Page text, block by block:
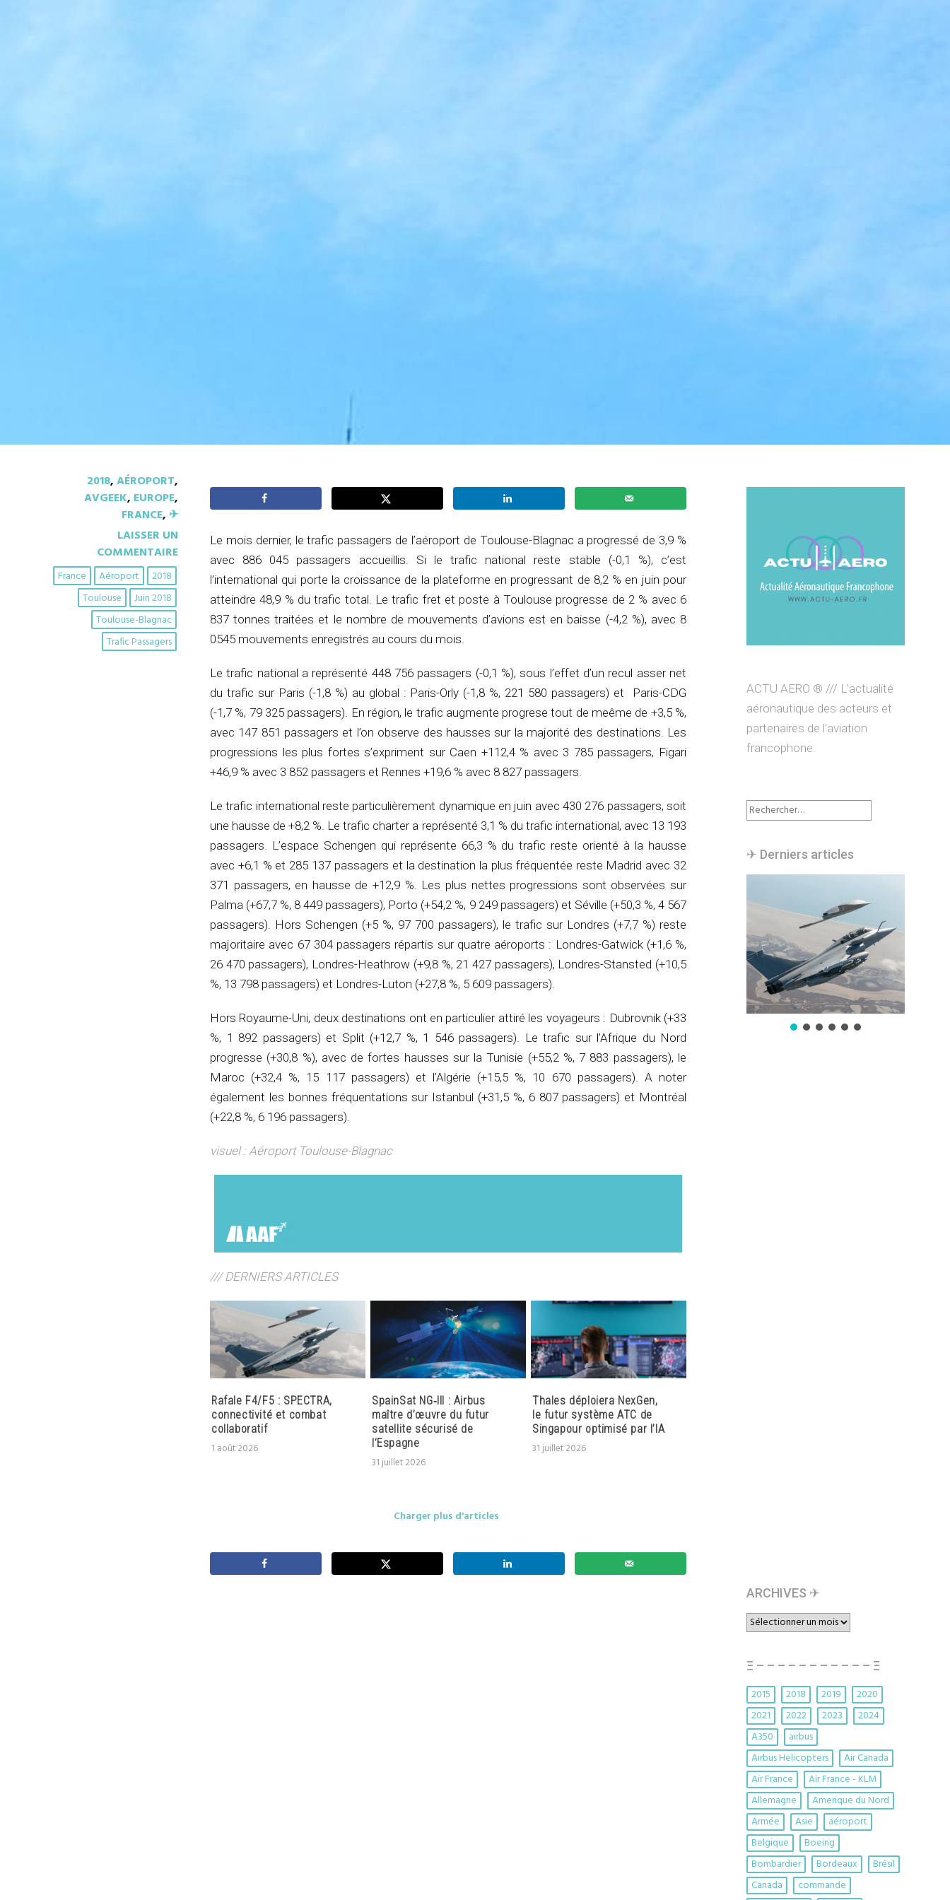
/// Toulouse-Blagnac : l’international stimule la croissance du trafic
2018,AÉROPORT,
AVGEEK, EUROPE,
FRANCE, ✈︎
LAISSER UN
COMMENTAIRE
2018
Aéroport
France
Juin 2018
Toulouse
Toulouse-Blagnac
Trafic Passagers
Le mois dernier, le trafic passagers de l’aéroport de Toulouse-Blagnac a progressé de 3,9 %
avec 886 045 passagers accueillis. Si le trafic national reste stable (-0,1 %), c’est
l’international qui porte la croissance de la plateforme en progressant de 8,2 % en juin pour
atteindre 48,9 % du trafic total. Le trafic fret et poste à Toulouse progresse de 2 % avec 6
837 tonnes traitées et le nombre de mouvements d’avions est en baisse (-4,2 %), avec 8
0545 mouvements enregistrés au cours du mois.
Le trafic national a représenté 448 756 passagers (-0,1 %), sous l’effet d’un recul asser net
du trafic sur Paris (-1,8 %) au global : Paris-Orly (-1,8 %, 221 580 passagers) et Paris-CDG
(-1,7 %, 79 325 passagers). En région, le trafic augmente progrese tout de meême de +3,5 %,
avec 147 851 passagers et l’on observe des hausses sur la majorité des destinations. Les
progressions les plus fortes s’expriment sur Caen +112,4 % avec 3 785 passagers, Figari
+46,9 % avec 3 852 passagers et Rennes +19,6 % avec 8 827 passagers.
Le trafic international reste particulièrement dynamique en juin avec 430 276 passagers, soit
une hausse de +8,2 %. Le trafic charter a représenté 3,1 % du trafic international, avec 13 193
passagers. L’espace Schengen qui représente 66,3 % du trafic reste orienté à la hausse
avec +6,1 % et 285 137 passagers et la destination la plus fréquentée reste Madrid avec 32
371 passagers, en hausse de +12,9 %. Les plus nettes progressions sont observées sur
Palma (+67,7 %, 8 449 passagers), Porto (+54,2 %, 9 249 passagers) et Séville (+50,3 %, 4 567
passagers). Hors Schengen (+5 %, 97 700 passagers), le trafic sur Londres (+7,7 %) reste
majoritaire avec 67 304 passagers répartis sur quatre aéroports : Londres-Gatwick (+1,6 %,
26 470 passagers), Londres-Heathrow (+9,8 %, 21 427 passagers), Londres-Stansted (+10,5
%, 13 798 passagers) et Londres-Luton (+27,8 %, 5 609 passagers).
Hors Royaume-Uni, deux destinations ont en particulier attiré les voyageurs : Dubrovnik (+33
%, 1 892 passagers) et Split (+12,7 %, 1 546 passagers). Le trafic sur l’Afrique du Nord
progresse (+30,8 %), avec de fortes hausses sur la Tunisie (+55,2 %, 7 883 passagers), le
Maroc (+32,4 %, 15 117 passagers) et l’Algérie (+15,5 %, 10 670 passagers). A noter
également les bonnes fréquentations sur Istanbul (+31,5 %, 6 807 passagers) et Montréal
(+22,8 %, 6 196 passagers).
visuel : Aéroport Toulouse-Blagnac
/// DERNIERS ARTICLES
Rafale F4/F5 : SPECTRA,
connectivité et combat
collaboratif
1 août 2026
SpainSat NG‑III : Airbus
maître d’œuvre du futur
satellite sécurisé de
l’Espagne
31 juillet 2026
Thales déploiera NexGen,
le futur système ATC de
Singapour optimisé par l’IA
31 juillet 2026
Charger plus d'articles
ACTU AERO ® /// L’actualité
aéronautique des acteurs et
partenaires de l’aviation
francophone.
Rechercher :
✈︎ Derniers articles
ARCHIVES ✈︎
ARCHIVES
✈︎
Ξ – – – – – – – – – – – Ξ
2015 2018 2019
2020
2021
2022 2023
2024
A350
airbus
Airbus Helicopters
Air Canada
Air France
Air France - KLM
Allemagne
Amerique du Nord
Armée
Asie
aéroport
Belgique
Boeing
Bombardier
Bordeaux
Brésil
Canada
commande